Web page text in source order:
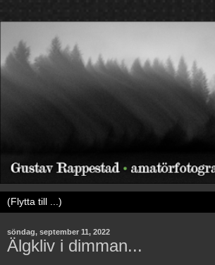
söndag, september 11, 2022
Älgkliv i dimman...